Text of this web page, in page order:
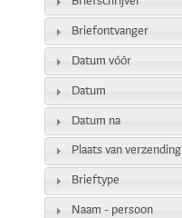
Briefontvanger
Datum vóór
Datum
Datum na
Plaats van verzending
Brieftype
Naam - persoon